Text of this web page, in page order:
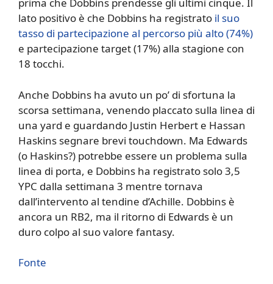
lato positivo è che Dobbins ha registrato il suo
tasso di partecipazione al percorso più alto (74%)
e partecipazione target (17%) alla stagione con
18 tocchi.
Anche Dobbins ha avuto un po’ di sfortuna la
scorsa settimana, venendo placcato sulla linea di
una yard e guardando Justin Herbert e Hassan
Haskins segnare brevi touchdown. Ma Edwards
(o Haskins?) potrebbe essere un problema sulla
linea di porta, e Dobbins ha registrato solo 3,5
YPC dalla settimana 3 mentre tornava
dall’intervento al tendine d’Achille. Dobbins è
ancora un RB2, ma il ritorno di Edwards è un
duro colpo al suo valore fantasy.
Fonte